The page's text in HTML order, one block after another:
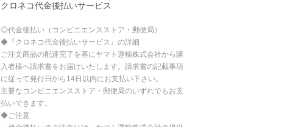
クロネコ代金後払いサービス
◎代金後払い（コンビニエンスストア・郵便局）
◆『クロネコ代金後払いサービス』の詳細
ご注文商品の配達完了を基にヤマト運輸株式会社から購
入者様へ請求書をお届けいたします。請求書の記載事項
に従って発行日から14日以内にお支払い下さい。
主要なコンビニエンスストア・郵便局のいずれでもお支
払いできます。
◆ご注意